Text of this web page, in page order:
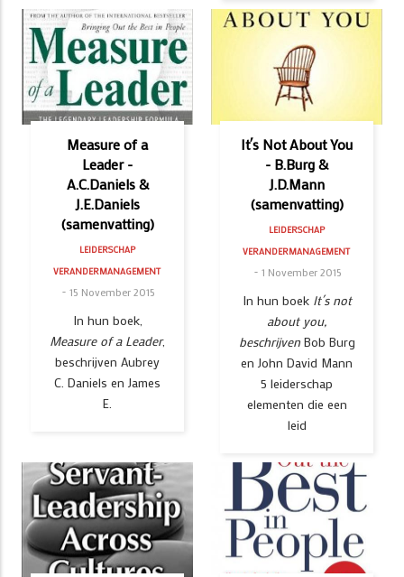
Measure of a
Leader -
A.C.Daniels &
J.E.Daniels
(samenvatting)
LEIDERSCHAP
VERANDERMANAGEMENT
15 November 2015
In hun boek,
Measure of a Leader,
beschrijven Aubrey
C. Daniels en James
E.
It´s Not About You
- B.Burg &
J.D.Mann
(samenvatting)
LEIDERSCHAP
VERANDERMANAGEMENT
1 November 2015
In hun boek It´s not
about you,
beschrijven Bob Burg
en John David Mann
5 leiderschap
elementen die een
leid